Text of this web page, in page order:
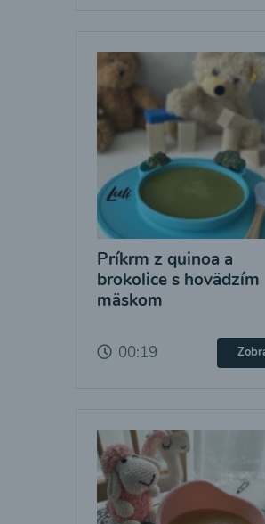
Príkrm z quinoa a
brokolice s hovädzím
mäskom
00:19